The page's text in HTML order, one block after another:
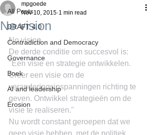
All Posts
DRAFT 4.0
Contradiction and Democracy
Governance
Boek
AI and leadership
Erosion
No vision
mpgoede
Nov 10, 2015 1 min read
No vision
De derde conditie om succesvol is:
"Een visie en strategie ontwikkelen.
Creer een visie om de
veranderingsinspanningen richting te
geven. Ontwikkel strategieën om de
visie te realiseren."
Nu wordt constant geroepen dat we
geen visie hebben, met de politiek